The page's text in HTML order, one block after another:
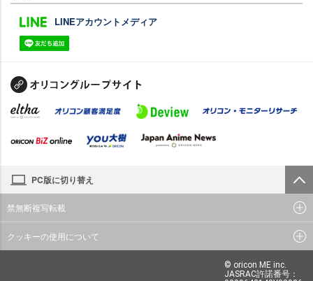
LINEアカウントメディア
PC版に切り替え
禁無断複写転載
クッキーの使用について
© oricon ME inc.
JASRAC許諾番号：